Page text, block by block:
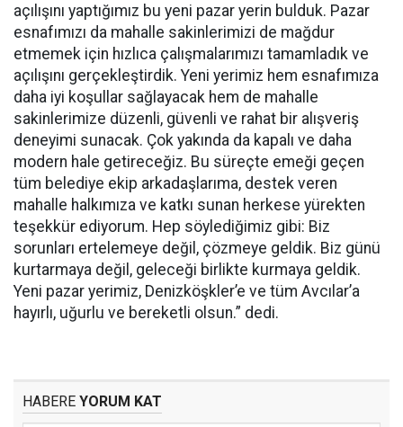
açılışını yaptığımız bu yeni pazar yerin bulduk. Pazar
esnafımızı da mahalle sakinlerimizi de mağdur
etmemek için hızlıca çalışmalarımızı tamamladık ve
açılışını gerçekleştirdik. Yeni yerimiz hem esnafımıza
daha iyi koşullar sağlayacak hem de mahalle
sakinlerimize düzenli, güvenli ve rahat bir alışveriş
deneyimi sunacak. Çok yakında da kapalı ve daha
modern hale getireceğiz. Bu süreçte emeği geçen
tüm belediye ekip arkadaşlarıma, destek veren
mahalle halkımıza ve katkı sunan herkese yürekten
teşekkür ediyorum. Hep söylediğimiz gibi: Biz
sorunları ertelemeye değil, çözmeye geldik. Biz günü
kurtarmaya değil, geleceği birlikte kurmaya geldik.
Yeni pazar yerimiz, Denizköşkler’e ve tüm Avcılar’a
hayırlı, uğurlu ve bereketli olsun.” dedi.
HABERE YORUM KAT